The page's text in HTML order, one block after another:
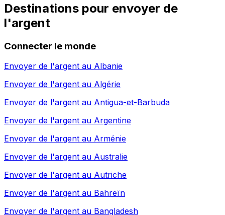
Destinations pour envoyer de
l'argent
Connecter le monde
Envoyer de l'argent au Albanie
Envoyer de l'argent au Algérie
Envoyer de l'argent au Antigua-et-Barbuda
Envoyer de l'argent au Argentine
Envoyer de l'argent au Arménie
Envoyer de l'argent au Australie
Envoyer de l'argent au Autriche
Envoyer de l'argent au Bahreïn
Envoyer de l'argent au Bangladesh